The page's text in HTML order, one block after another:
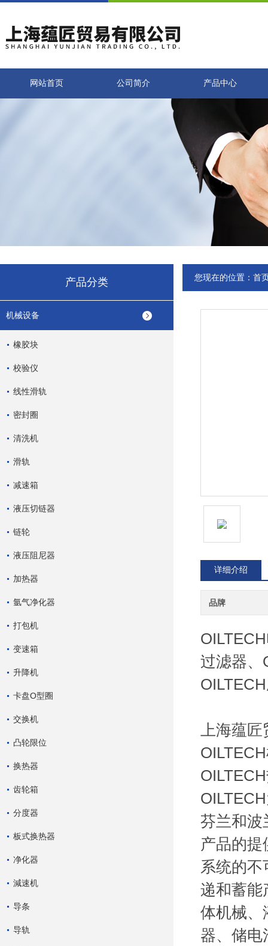
网站首页 公司简介 产品中心
产品分类
机械设备
橡胶块
校验仪
线性滑轨
密封圈
清洗机
滑轨
减速箱
液压切链器
链轮
液压阻尼器
加热器
氩气净化器
打包机
变速箱
升降机
卡盘O型圈
交换机
凸轮限位
换热器
齿轮箱
分度器
板式换热器
净化器
減速机
导条
导轨
您现在的位置： 首
详细介绍
品牌
过滤器、
上海蕴
芬兰和波
产品的提
系统的
递和蓄能
体机械、
器、储电